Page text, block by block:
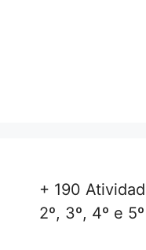
+ 190
2º, 3º, 4º e